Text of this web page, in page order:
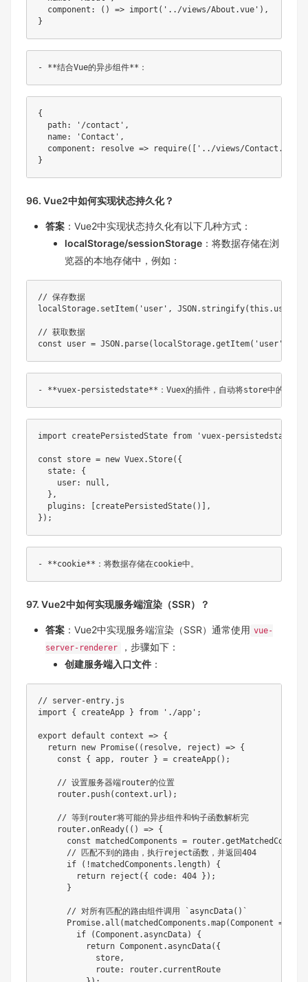
component : ( ) => import ( '../views/About.vue' ) ,
}
{
  path
: '/contact' ,
  name
: 'Contact' ,
component : resolve => require( '../views/Contact.vue'
}
96. Vue2中如何实现状态持久化？
答案 ：Vue2中实现状态持久化有以下几种方式：
localStorage/sessionStorage ：将数据存储在浏
览器的本地存储中，例如：
// 保存数据
localStorage. setItem( 'user' , JSON . stringify(this . user
// 获取数据
const user = JSON . parse( localStorage.getItem( 'user'
import createPersistedState from 'vuex-persistedstate'
const store = new Vuex.Store( {
  state
:
{
    user
: null ,
} ,
  plugins
: createPersistedState( )
,
} ) ;
97. Vue2中如何实现服务端渲染（SSR）？
答案 ：Vue2中实现服务端渲染（SSR）通常使用 vue-
server-renderer
，步骤如下：
创建服务端入口文件 ：
// server-entry.js
import
{ createApp } from './app' ;
export default context => {
return new Promise( ( resolve, reject ) => {
const
{ app, router } = createApp( ) ;
// 设置服务器端router的位置
    router
. push( context . url ) ;
// 等到router将可能的异步组件和钩子函数解析完
    router
.onReady( ( ) => {
const matchedComponents = router.
// 匹配不到的路由，执行reject函数，并返回404
if
( !matchedComponents . length)
{
return
reject ( { code: 404 } ) ;
}
// 对所有匹配的路由组件调用 `asyncData()`
      Promise
.all (matchedComponents .map(Component =>
if
(Component .asyncData)
{
return Component .asyncData( {
            store
,
            route
: router. currentRoute